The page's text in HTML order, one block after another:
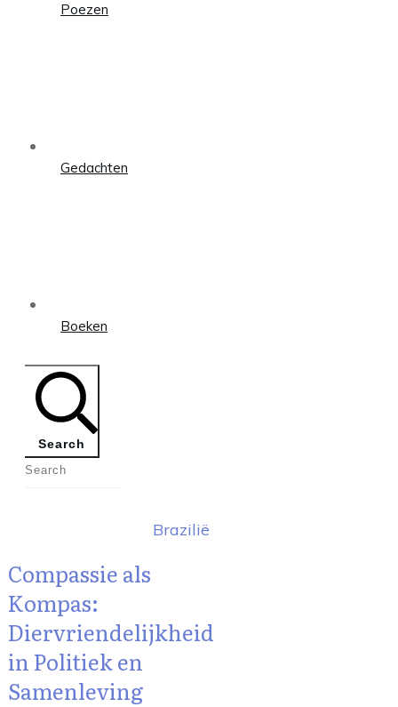
Poezen
Gedachten
Boeken
Search
Brazilië
Compassie als
Kompas:
Diervriendelijkheid
in Politiek en
Samenleving